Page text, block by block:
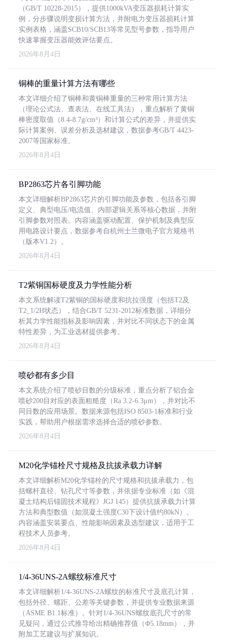
（GB/T 10228-2015），提供1000kVA变压器损耗计算实
例，分步骤说明变损计算方法，并附电力变压器损耗计算
实例表格，涵盖SCB10/SCB13等常见型号参数，指导用户
快速掌握变压器能效评估要点。
2026年8月4日
铜棒的重量计算方法有哪些
本文详细介绍了铜棒和黄铜棒重量的三种常用计算方法
（理论公式法、查表法、在线工具法），重点解析了黄铜
棒密度取值（8.4-8.7g/cm³）和计算公式的差异，并提供实
际计算案例、误差分析及选材建议，数据参考GB/T 4423-
2007等国家标准。
2026年8月4日
BP2863芯片各引脚功能
本文详细解析BP2863芯片的引脚功能及参数，包括各引脚
定义、典型电压/电流值、内部逻辑关系等核心数据，并附
引脚参数对照表。内容涵盖驱动配置、保护机制及典型应
用电路设计要点，数据参考自杭州士兰微电子官方规格书
（版本V1.2）。
2026年8月4日
T2紫铜国标硬度及力学性能分析
本文系统解读T2紫铜的国标硬度和抗拉强度（包括T2及
T2_1/2H状态），结合GB/T 5231-2012标准数据，详细分
析其力学性能指标及影响因素，并对比不同状态下的金属
特性差异，为工业选材提供参考。
2026年8月4日
喷砂都有多少目
本文系统介绍了喷砂目数的分级标准，重点分析了铝合金
喷砂200目对应的表面粗糙度（Ra 3.2-6.3μm），并对比不
同目数的应用场景。数据来源包括ISO 8503-1标准和行业
实践，帮助用户根据需求选择合适的喷砂参数。
2026年8月4日
M20化学锚栓尺寸规格及抗拔承载力详解
本文详细解析M20化学锚栓的尺寸规格和抗拔承载力，包
括螺杆直径、钻孔尺寸等参数，并依据专业标准（如《混
凝土结构后锚固技术规程》JGJ 145）提供抗拔承载力计算
方法和典型数值（如混凝土强度C30下设计值约80kN）。
内容涵盖安装要点、性能影响因素及选型建议，适用于工
程技术人员参考。
2026年8月4日
1/4-36UNS-2A螺纹标准尺寸
本文详细解析1/4-36UNS-2A螺纹的标准尺寸及底孔计算，
包括外径、螺距、公差等关键参数，并提供专业数据来源
（ASME B1.1标准）。针对1/4-36UNS螺纹底孔尺寸的常
见疑问，通过公式推导给出精确推荐值（Φ5.18mm），并
附加工艺建议与扩展知识。